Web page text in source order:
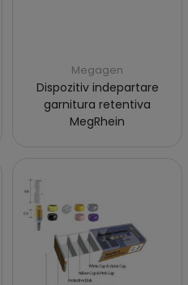
Megagen
Dispozitiv indepartare
garnitura retentiva
MegRhein